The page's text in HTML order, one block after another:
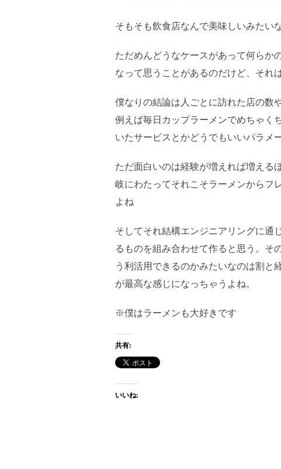
そもそも飲食店なんで美味しいみたい
ただめんどうなケースがあって何らか
なって思うことがあるのだけど、それ
僕なりの結論は人ごとに訪れた店の数
例えば毎日カップラーメンでめちゃく
いたサービスとかどうでもいいパラメ
ただ面白いのは経験が増えれば増える
岐にわたってそれこそラーメンからフ
よね
そしてそれ結構エンジニアリングに通
るものを組み合わせて作ると思う。そ
う利活用できるのかみたいなのは割と
が最高な感じになっちゃうよね。
※僕はラーメンも大好きです
共有:
いいね: